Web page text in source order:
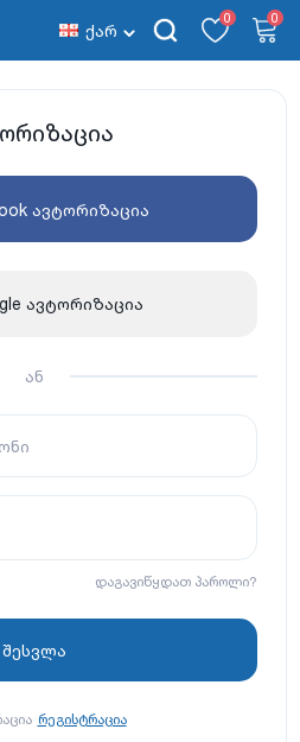
ქარ
0 0
ავტორიზაცია
ავტორიზაცია
ან
დაგავიწყდათ პაროლი?
რეგისტრაცია